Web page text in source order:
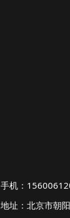
手机：
地址：北京市朝